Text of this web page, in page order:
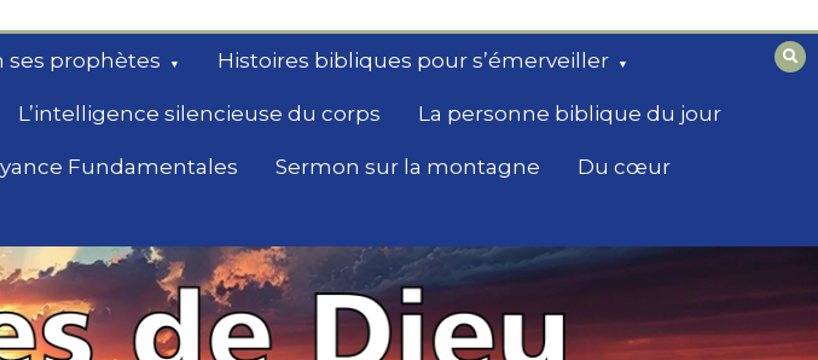
ses prophètes Histoires bibliques pour s’émerveiller
L’intelligence silencieuse du corps La personne biblique du jour
Fundamentales Sermon sur la montagne Du cœur